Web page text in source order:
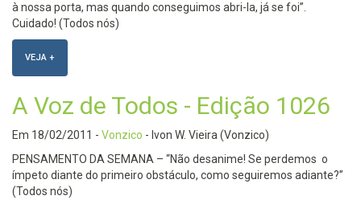
à nossa porta, mas quando conseguimos abri-la, já se foi”.
Cuidado! (Todos nós)
VEJA +
A Voz de Todos - Edição 1026
Em 18/02/2011 - Vonzico - Ivon W. Vieira (Vonzico)
PENSAMENTO DA SEMANA – “Não desanime! Se perdemos o
ímpeto diante do primeiro obstáculo, como seguiremos adiante?”
(Todos nós)